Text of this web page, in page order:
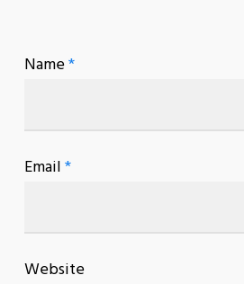
Name*
Email*
Website